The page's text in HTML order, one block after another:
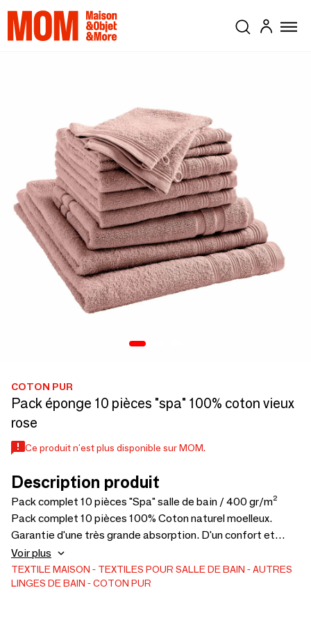
COTON PUR
Pack éponge 10 pièces "spa" 100% coton vieux
rose
Ce produit n'est plus disponible sur MOM.
Description produit
Pack complet 10 pièces "Spa" salle de bain / 400 gr/m²
Pack complet 10 pièces 100% Coton naturel moelleux.
Garantie d'une très grande absorption. D'un confort et
d'une douceur exceptionnels. Ce pack complet 10 pièces
convient pour des usages fréquents et a été conçu pour
préserver sa couleur même après plusieurs cycles de lavage.
Voir plus
TEXTILE MAISON TEXTILES POUR SALLE DE BAIN
AUTRES
LINGES DE BAIN
COTON PUR